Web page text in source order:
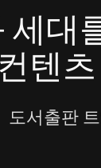
세대
텐
도서출판